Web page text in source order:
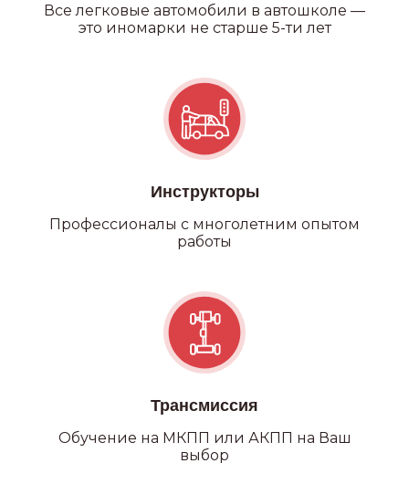
Все легковые автомобили в автошколе —
это иномарки не старше 5-ти лет
Инструкторы
Профессионалы с многолетним опытом
работы
Трансмиссия
Обучение на МКПП или АКПП на Ваш
выбор